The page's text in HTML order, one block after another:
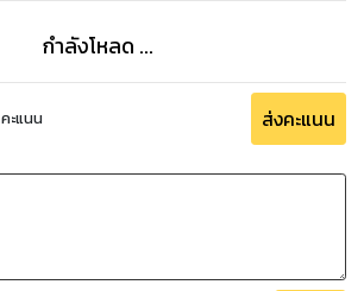
กำลังโหลด ...
คะแนน ส่งคะแนน